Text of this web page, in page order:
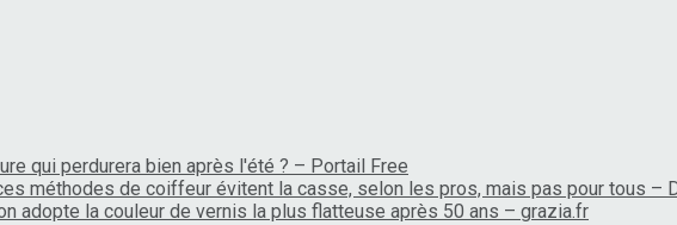
qui perdurera bien après l'été ? – Portail Free
méthodes de coiffeur évitent la casse, selon les pros, mais pas pour tous –
adopte la couleur de vernis la plus flatteuse après 50 ans – grazia.fr